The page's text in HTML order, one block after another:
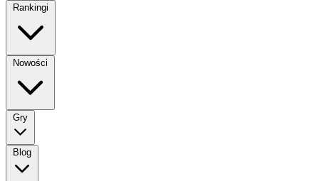
Rankingi
Nowości
Gry
Blog